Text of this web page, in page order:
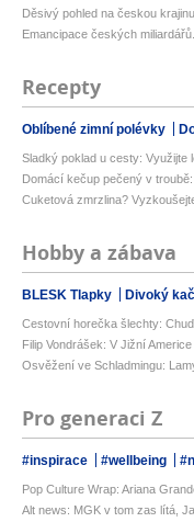
Děsivý pohled na českou
Emancipace českých
Recepty
Oblíbené zimní polévky
Sladký poklad u cesty: Využijte
Domácí kečup pečený v
Cuketová zmrzlina?
Hobby a zábava
BLESK Tlapky Divoký
Cestovní horečka šlechty:
Filip Vondrášek: V Jižní
Osvěžení ve Schladmingu:
Pro generaci Z
#inspirace #wellbeing
Pop Culture Wrap: Ariana
Alt news: MGK v tom zas lítá,